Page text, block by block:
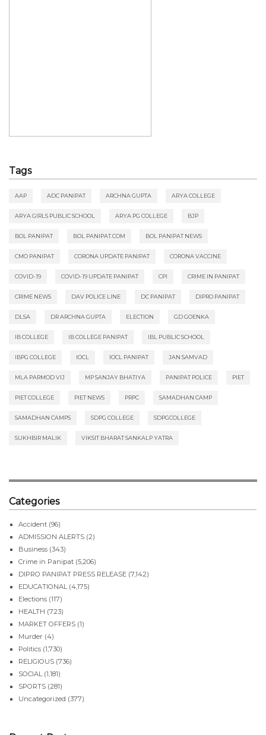
Tags
AAP ADC PANIPAT ARCHNA GUPTA ARYA COLLEGE
ARYA GIRLS PUBLIC SCHOOL ARYA PG COLLEGE BJP
BOL PANIPAT BOL PANIPAT.COM BOL PANIPAT NEWS
CMO PANIPAT CORONA UPDATE PANIPAT CORONA VACCINE
COVID-19 COVID-19 UPDATE PANIPAT CPI CRIME IN PANIPAT
CRIME NEWS DAV POLICE LINE DC PANIPAT DIPRO PANIPAT
DLSA DR ARCHNA GUPTA ELECTION GD GOENKA
IB COLLEGE IB COLLEGE PANIPAT IBL PUBLIC SCHOOL
IBPG COLLEGE IOCL IOCL PANIPAT JAN SAMVAD
MLA PARMOD VIJ MP SANJAY BHATIYA PANIPAT POLICE PIET
PIET COLLEGE PIET NEWS PRPC SAMADHAN CAMP
SAMADHAN CAMPS SDPG COLLEGE SDPGCOLLEGE
SUKHBIR MALIK VIKSIT BHARAT SANKALP YATRA
Categories
Accident (96)
ADMISSION ALERTS (2)
Business (343)
Crime in Panipat (5,206)
DIPRO PANIPAT PRESS RELEASE (7,142)
EDUCATIONAL (4,175)
Elections (117)
HEALTH (723)
MARKET OFFERS (1)
Murder (4)
Politics (1,730)
RELIGIOUS (736)
SOCIAL (1,181)
SPORTS (281)
Uncategorized (377)